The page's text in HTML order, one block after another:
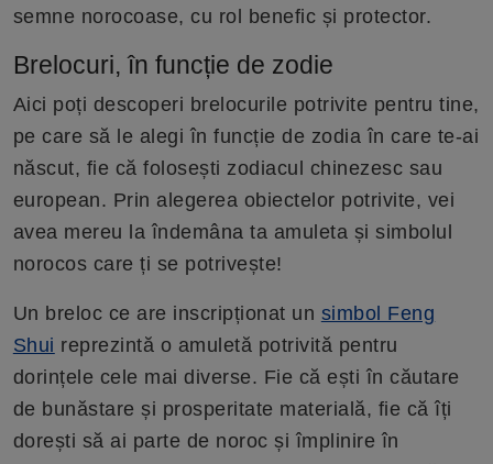
semne norocoase, cu rol benefic și protector.
Brelocuri, în funcție de zodie
Aici poți descoperi brelocurile potrivite pentru tine,
pe care să le alegi în funcție de zodia în care te-ai
născut, fie că folosești zodiacul chinezesc sau
european. Prin alegerea obiectelor potrivite, vei
avea mereu la îndemâna ta amuleta și simbolul
norocos care ți se potrivește!
Un breloc ce are inscripționat un simbol Feng
Shui reprezintă o amuletă potrivită pentru
dorințele cele mai diverse. Fie că ești în căutare
de bunăstare și prosperitate materială, fie că îți
dorești să ai parte de noroc și împlinire în